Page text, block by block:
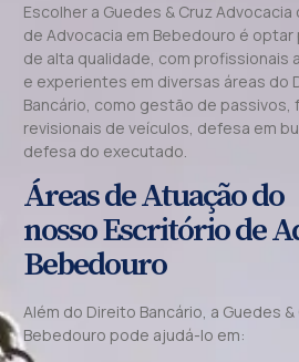
Escolher a Guedes & Cruz
de Advocacia em Bebedouro é
de alta qualidade, com profissionais
e experientes em diversas áreas do
Bancário, como gestão de passivos,
revisionais de veículos, defesa em
defesa do executado.
Áreas de Atuação do
nosso Escritório de
Bebedouro
Além do Direito Bancário, a Guedes
Bebedouro pode ajudá-lo em: